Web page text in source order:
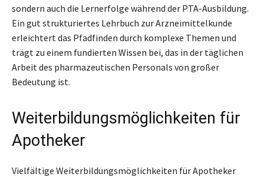
sondern auch die Lernerfolge während der PTA-Ausbildung.
Ein gut strukturiertes Lehrbuch zur Arzneimittelkunde
erleichtert das Pfadfinden durch komplexe Themen und
trägt zu einem fundierten Wissen bei, das in der täglichen
Arbeit des pharmazeutischen Personals von großer
Bedeutung ist.
Weiterbildungsmöglichkeiten für
Apotheker
Vielfältige Weiterbildungsmöglichkeiten für Apotheker